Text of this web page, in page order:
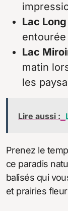
Lac Long
Lac
matin
les
Lire aussi :
Prenez le
ce paradis
balisés qui
et prairies